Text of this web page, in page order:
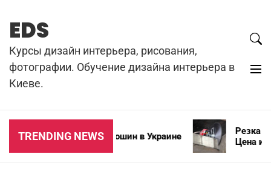
content
EDS
Курсы дизайн интерьера, рисования,
фотографии. Обучение дизайна интерьера в
Киеве.
TRENDING NEWS
Типы зимних автошин в Украине
Резка
Цена и